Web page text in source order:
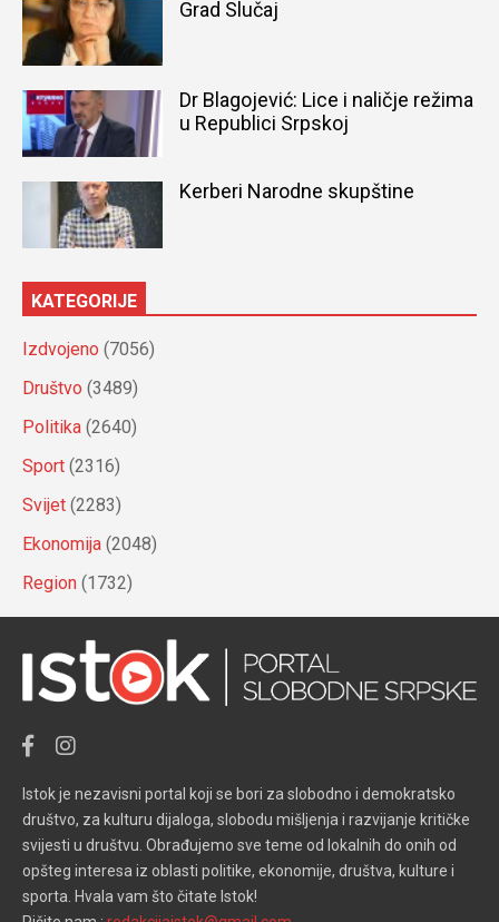
Grad Slučaj
Dr Blagojević: Lice i naličje režima
u Republici Srpskoj
Kerberi Narodne skupštine
KATEGORIJE
Izdvojeno (7056)
Društvo (3489)
Politika (2640)
Sport (2316)
Svijet (2283)
Ekonomija (2048)
Region (1732)
Istok je nezavisni portal koji se bori za slobodno i demokratsko
društvo, za kulturu dijaloga, slobodu mišljenja i razvijanje kritičke
svijesti u društvu. Obrađujemo sve teme od lokalnih do onih od
opšteg interesa iz oblasti politike, ekonomije, društva, kulture i
sporta. Hvala vam što čitate Istok!